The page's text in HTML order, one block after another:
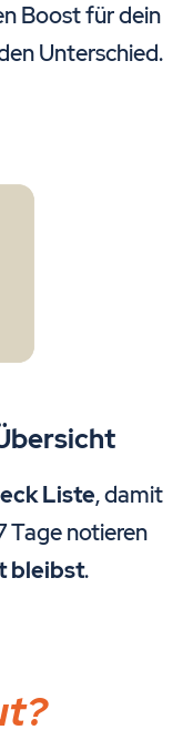
Boost für dein
Unterschied.
Liste, damit
Tage notieren
bleibst.